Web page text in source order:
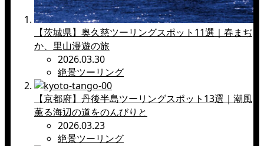
【茨城県】奥久慈ツーリングスポット11選｜春まぢ
か、里山漫遊の旅
2026.03.30
絶景ツーリング
【京都府】丹後半島ツーリングスポット13選｜潮風
薫る海辺の道をのんびりと
2026.03.23
絶景ツーリング